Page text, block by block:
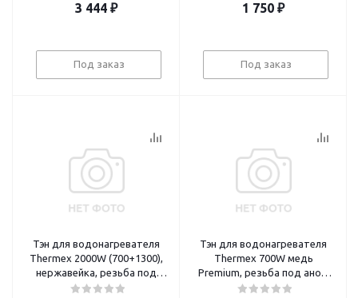
3 444 ₽
Под заказ
1 750 ₽
Под заказ
Тэн для водонагревателя
Thermex 2000W (700+1300),
нержавейка, резьба под
анод M4 Китай
Тэн для водонагревателя
Thermex 700W медь
Premium, резьба под анод
М4, L=240 мм, фланец 64 мм